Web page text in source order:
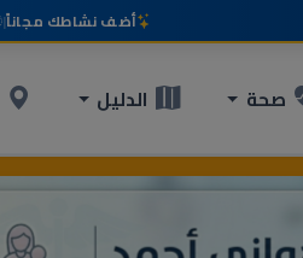
أضف نشاطك مجاناً|
صحة الدليل